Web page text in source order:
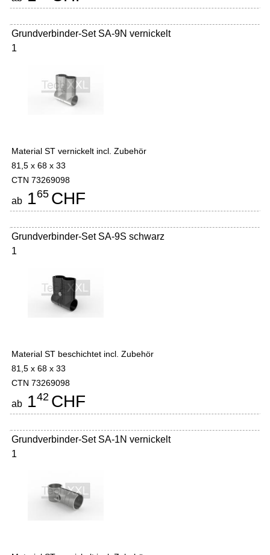
Grundverbinder-Set SA-9N vernickelt
1
Material ST vernickelt incl. Zubehör
81,5 x 68 x 33
CTN 73269098
ab 165 CHF
Grundverbinder-Set SA-9S schwarz
1
Material ST beschichtet incl. Zubehör
81,5 x 68 x 33
CTN 73269098
ab 142 CHF
Grundverbinder-Set SA-1N vernickelt
1